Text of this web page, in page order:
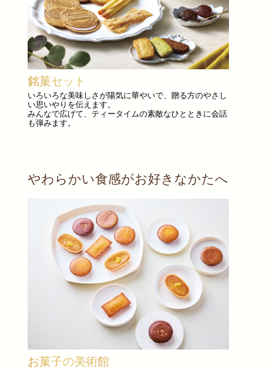
銘菓セット
いろいろな美味しさが陽気に華やいで、贈る方のやさし
い思いやりを伝えます。
みんなで広げて、ティータイムの素敵なひとときに会話
も弾みます。
やわらかい食感がお好きなかたへ
お菓子の美術館